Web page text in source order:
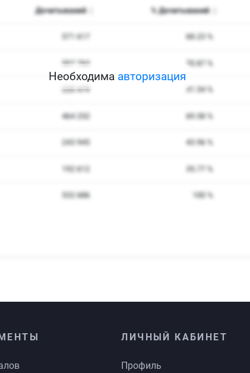
Необходима авторизация
ЛИЧНЫЙ КАБИНЕТ
Профиль